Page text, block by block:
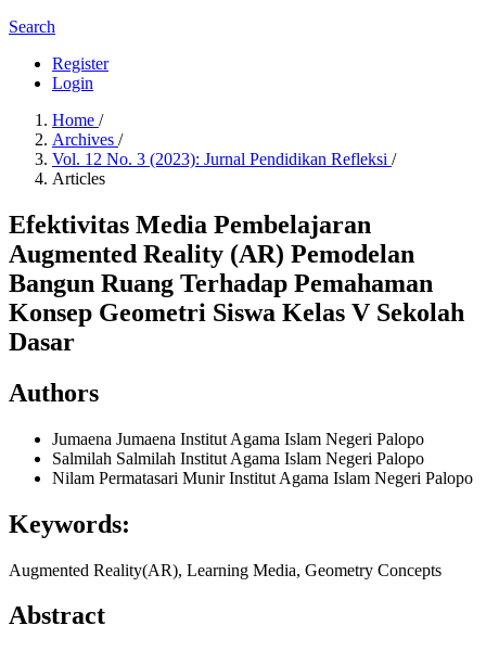
Search
Register
Login
Home /
Archives /
Vol. 12 No. 3 (2023): Jurnal Pendidikan Refleksi /
Articles
Efektivitas Media Pembelajaran
Augmented Reality (AR) Pemodelan
Bangun Ruang Terhadap Pemahaman
Konsep Geometri Siswa Kelas V Sekolah
Dasar
Authors
Jumaena Jumaena Institut Agama Islam Negeri Palopo
Salmilah Salmilah Institut Agama Islam Negeri Palopo
Nilam Permatasari MunirInstitut Agama Islam Negeri Palopo
Keywords:
Augmented Reality(AR), Learning Media, Geometry Concepts
Abstract